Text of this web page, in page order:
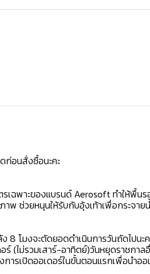
ก่อนสั่งซื้อนะคะ️
พาะของแบรนด์ Aerosoft ทำให้พื้นร
ช่วยหนุนให้รับกับอุ้งเท้าเพื่อกระจายน้
โมงจะตัดยอดดำเนินการวันถัดไปนะ
ร์ (ไม่รวมเสาร์-อาทิตย์)วันหยุดราชกาล
ารเปิดออเดอร์ในขั้นตอนแรกเพื่อนำ